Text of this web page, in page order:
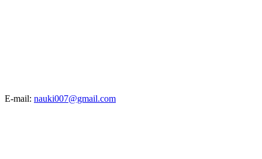
E-mail: nauki007@gmail.com